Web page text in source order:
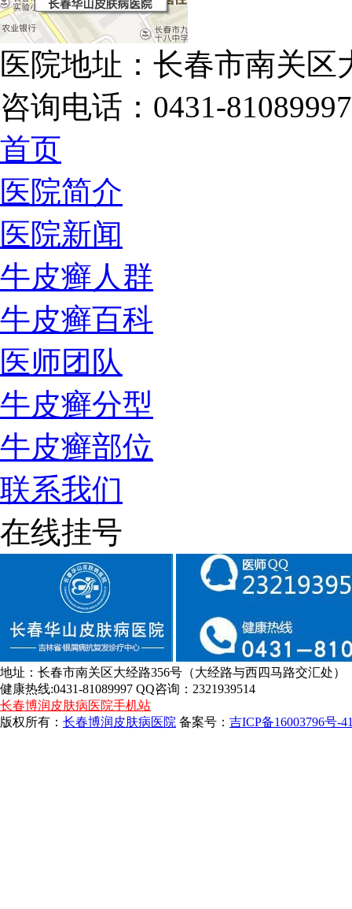
医院地址：长春市南关区
咨询电话：0431-81089997
首页
医院简介
医院新闻
牛皮癣人群
牛皮癣百科
医师团队
牛皮癣分型
牛皮癣部位
联系我们
在线挂号
地址：长春市南关区大经路356号（大经路与西四马路交汇处）
健康热线:0431-81089997 QQ咨询：2321939514
长春博润皮肤病医院手机站
版权所有： 长春博润皮肤病医院 备案号： 吉ICP备16003796号-